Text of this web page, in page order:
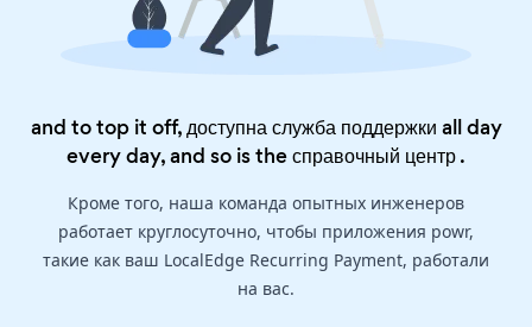
and to top it off, доступна служба поддержки all day
every day, and so is theсправочный центр.
Кроме того, наша команда опытных инженеров
работает круглосуточно, чтобы приложения powr,
такие как ваш LocalEdge Recurring Payment, работали
на вас.